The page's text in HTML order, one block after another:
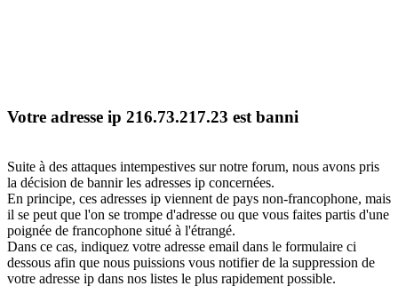
Votre adresse ip 216.73.217.23 est banni
Suite à des attaques intempestives sur notre forum, nous avons pris
la décision de bannir les adresses ip concernées.
En principe, ces adresses ip viennent de pays non-francophone, mais
il se peut que l'on se trompe d'adresse ou que vous faites partis d'une
poignée de francophone situé à l'étrangé.
Dans ce cas, indiquez votre adresse email dans le formulaire ci
dessous afin que nous puissions vous notifier de la suppression de
votre adresse ip dans nos listes le plus rapidement possible.